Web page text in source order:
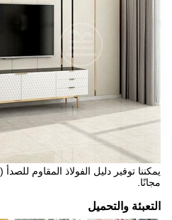
يمكننا توفير دليل الفولاذ المقاوم
مجانًا.
التعبئة والتحميل